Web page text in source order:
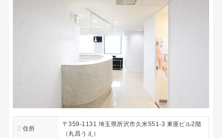
住所
〒359-1131 埼玉県所沢市久米551-3 東亜ビル2階
（丸昌うえ）